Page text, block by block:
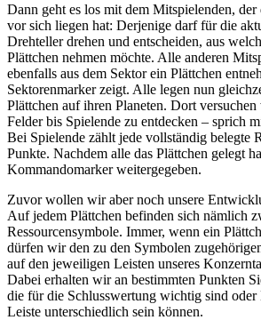
Dann geht es los mit dem Mitspielenden,
vor sich liegen hat: Derjenige darf für die
Drehteller drehen und entscheiden, aus
Plättchen nehmen möchte. Alle anderen
ebenfalls aus dem Sektor ein Plättchen
Sektorenmarker zeigt. Alle legen nun
Plättchen auf ihren Planeten. Dort
Felder bis Spielende zu entdecken – sprich
Bei Spielende zählt jede vollständig belegte
Punkte. Nachdem alle das Plättchen gelegt
Kommandomarker weitergegeben.
Zuvor wollen wir aber noch unsere
Auf jedem Plättchen befinden sich nämlich
Ressourcensymbole. Immer, wenn ein
dürfen wir den zu den Symbolen
auf den jeweiligen Leisten unseres
Dabei erhalten wir an bestimmten Punkten
die für die Schlusswertung wichtig sind oder
Leiste unterschiedlich sein können.